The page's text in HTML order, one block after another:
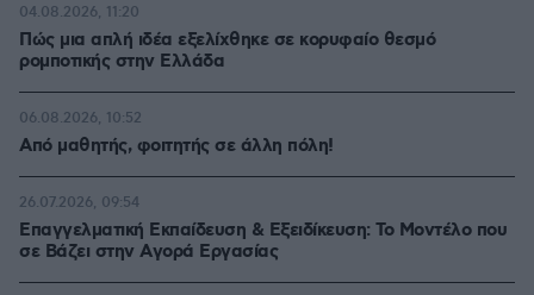
Πώς μια απλή ιδέα εξελίχθηκε σε κορυφαίο θεσμό
ρομποτικής στην Ελλάδα
04.08.2026, 11:20
Από μαθητής, φοιτητής σε άλλη πόλη!
06.08.2026, 10:52
Επαγγελματική Εκπαίδευση & Εξειδίκευση: Το Mοντέλο που
σε Bάζει στην Aγορά Eργασίας
26.07.2026, 09:54